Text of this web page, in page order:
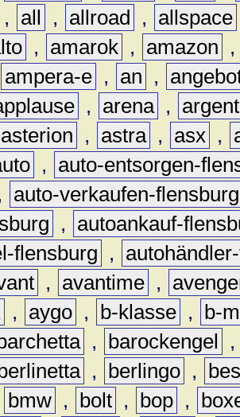
, all , allroad , allspace
, amarok , amazon
ampera-e , an ,
, arena ,
asterion , astra , asx ,
,
auto-entsorgen-
auto-verkaufen-flensburg
,
autoankauf-
flensburg
,
, avantime ,
, aygo , b-klasse ,
b-
, barockengel
, berlingo ,
bmw , bolt , bop ,